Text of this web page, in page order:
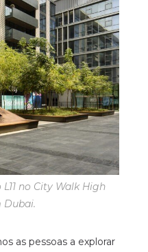
no City Walk High
Dubai.
as pessoas a explorar